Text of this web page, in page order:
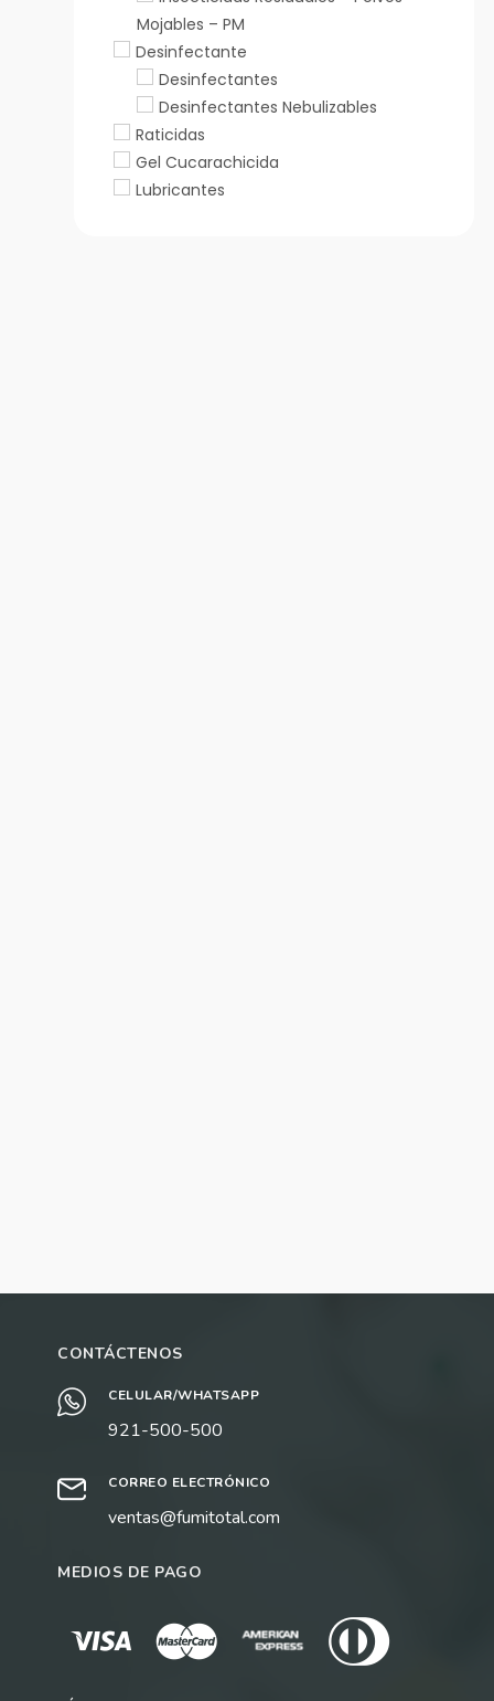
Mojables – PM
Desinfectante
Desinfectantes
Desinfectantes Nebulizables
Raticidas
Gel Cucarachicida
Lubricantes
CONTÁCTENOS
CELULAR/WHATSAPP
921-500-500
CORREO ELECTRÓNICO
ventas@fumitotal.com
MEDIOS DE PAGO